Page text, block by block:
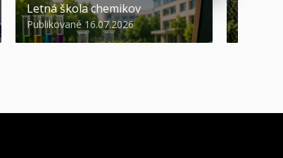
Letná škola chemikov
Publikované 16.07.2026